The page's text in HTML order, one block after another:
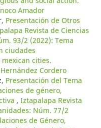
Amador
Presentación de Otros
Revista de Ciencias
93/2 (2022): Tema
ciudades
cities.
Cordero
Presentación del Tema
de género,
, Iztapalapa Revista
Núm. 77/2
de Género,